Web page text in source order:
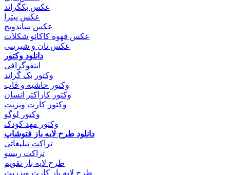
عکس بکگراند
عکس پیتزا
عکس ساندویچ
عکس قهوه کاکائو شکلات
عکس نان و شیرینی
دانلود وکتور
اینفوگرافی
وکتور بک گراند
وکتور حاشیه و قاب
وکتور کاراکتر انسان
وکتور کارت ویزیت
وکتور لوگو
وکتور مهد کودک
دانلود طرح لایه باز فتوشاپ
تراکت تبلیغاتی
تراکت ریسو
طرح لایه باز تقویم
طرح لایه باز کارت ویززیت